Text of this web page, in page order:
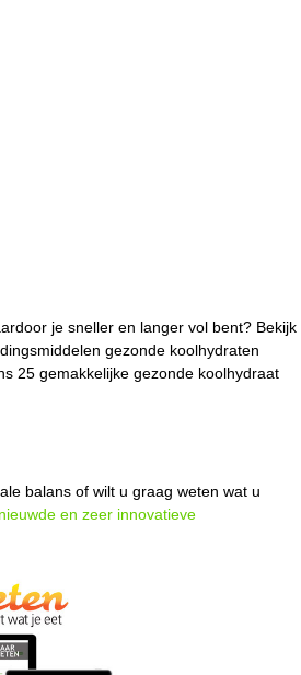
je sneller en langer vol bent? Bekijk
gezonde koolhydraten
25 gemakkelijke gezonde koolhydraat
balans of wilt u graag weten wat u
en zeer innovatieve